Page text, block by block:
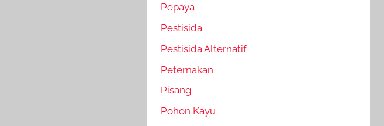
Pepaya
Pestisida
Pestisida Alternatif
Peternakan
Pisang
Pohon Kayu